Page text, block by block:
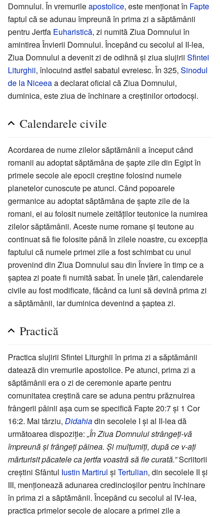
Domnului. În vremurileapostolice, este menționat în Fapte
faptul că se adunau împreună în prima zi a săptămânii
pentru Jertfa Euharistică, zi numită Ziua Domnului în
amintirea Învierii Domnului. Începând cu secolul al II-lea,
Ziua Domnului a devenit zi de odihnă și ziua slujirii Sfintei
Liturghii, înlocuind astfel sabatul evreiesc. În 325, Sinodul
de la Niceeaa declarat oficial că Ziua Domnului,
duminica, este ziua de închinare a creștinilor ortodocși.
Calendarele civile
Acordarea de nume zilelor săptămânii a început când
romanii au adoptat săptămâna de șapte zile din Egipt în
primele secole ale epocii creștine folosind numele
planetelor cunoscute pe atunci. Când popoarele
germanice au adoptat săptămâna de șapte zile de la
romani, ei au folosit numele zeităților teutonice la numirea
zilelor săptămânii. Aceste nume romane și teutone au
continuat să fie folosite până în zilele noastre, cu excepția
faptului că numele primei zile a fost schimbat cu unul
provenind din Ziua Domnului sau din Înviere în timp ce a
șaptea zi poate fi numită sabat. În unele țări, calendarele
civile au fost modificate, făcând ca luni să devină prima zi
a săptămânii, iar duminica devenind a șaptea zi.
Practică
Practica slujirii Sfintei Liturghii în prima zi a săptămânii
datează din vremurile apostolice. Pe atunci, prima zi a
săptămânii era o zi de ceremonie aparte pentru
comunitatea creștină care se aduna pentru prăznuirea
frângerii pâinii așa cum se specifică Fapte 20:7 și 1 Cor
16:2. Mai târziu, Didahiadin secolele I și al II-lea dă
următoarea dispoziție: „În Ziua Domnului strângeți-vă
împreună și frângeți pâinea. Și mulțumiți, după ce v-ați
mărturisit păcatele ca jertfa voastră să fie curată.”Scriitorii
creștini Sfântul Iustin Martirul și Tertulian, din secolele II și
III, menționează adunarea credincioșilor pentru închinare
în prima zi a săptămânii. Începând cu secolul al IV-lea,
practica primelor secole de alocare a primei zile a